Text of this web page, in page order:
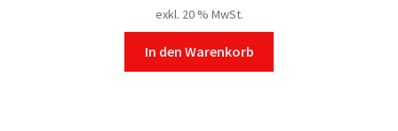
exkl. 20 % MwSt.
In den Warenkorb